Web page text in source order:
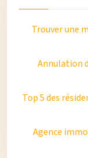
Trouver une
Annulation
Top 5 des
Agence